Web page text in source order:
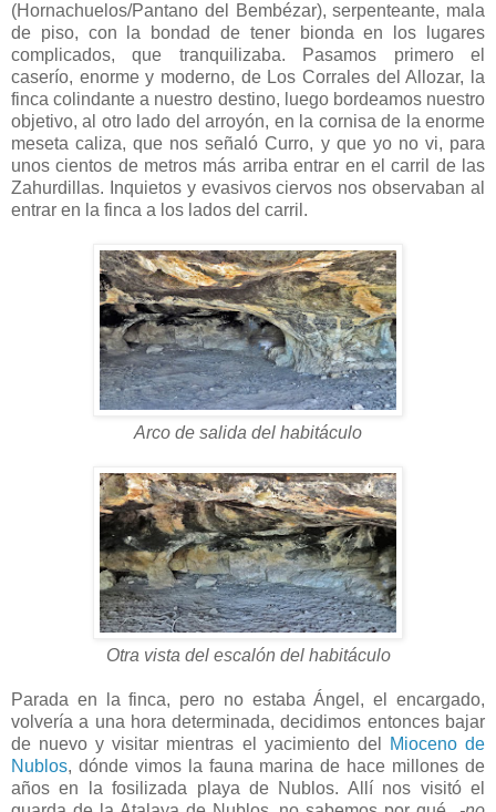
(Hornachuelos/Pantano del Bembézar), serpenteante, mala
de piso, con la bondad de tener bionda en los lugares
complicados, que tranquilizaba. Pasamos primero el
caserío, enorme y moderno, de Los Corrales del Allozar, la
finca colindante a nuestro destino, luego bordeamos nuestro
objetivo, al otro lado del arroyón, en la cornisa de la enorme
meseta caliza, que nos señaló Curro, y que yo no vi, para
unos cientos de metros más arriba entrar en el carril de las
Zahurdillas. Inquietos y evasivos ciervos nos observaban al
entrar en la finca a los lados del carril.
Arco de salida del habitáculo
Otra vista del escalón del habitáculo
Parada en la finca, pero no estaba Ángel, el encargado,
volvería a una hora determinada, decidimos entonces bajar
de nuevo y visitar mientras el yacimiento del
Mioceno de
Nublos, dónde vimos la fauna marina de hace millones de
años en la fosilizada playa de Nublos. Allí nos visitó el